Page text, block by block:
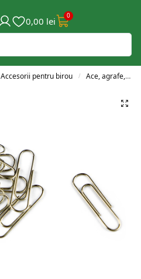
0,00 lei 0
Accesorii pentru birou / Ace, agrafe, clipsuri și pioneze